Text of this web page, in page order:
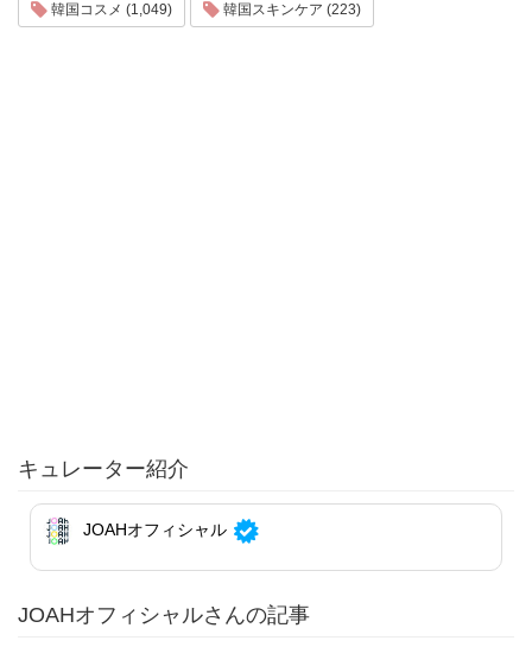
韓国コスメ (1,049) 韓国スキンケア (223)
キュレーター紹介
JOAHオフィシャル
JOAHオフィシャルさんの記事